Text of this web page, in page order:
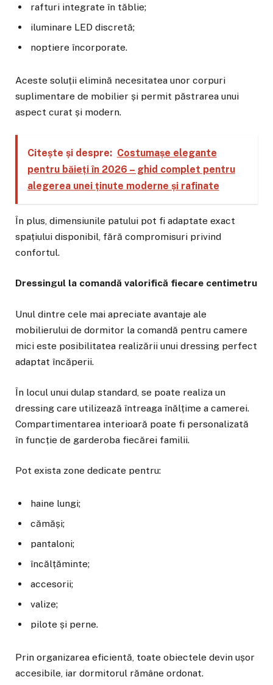
rafturi integrate în tăblie;
iluminare LED discretă;
noptiere încorporate.
Aceste soluții elimină necesitatea unor corpuri
suplimentare de mobilier și permit păstrarea unui
aspect curat și modern.
Citește și despre: Costumașe elegante
pentru băieți în 2026 – ghid complet pentru
alegerea unei ținute moderne și rafinate
În plus, dimensiunile patului pot fi adaptate exact
spațiului disponibil, fără compromisuri privind
confortul.
Dressingul la comandă valorifică fiecare centimetru
Unul dintre cele mai apreciate avantaje ale
mobilierului de dormitor la comandă pentru camere
mici este posibilitatea realizării unui dressing perfect
adaptat încăperii.
În locul unui dulap standard, se poate realiza un
dressing care utilizează întreaga înălțime a camerei.
Compartimentarea interioară poate fi personalizată
în funcție de garderoba fiecărei familii.
Pot exista zone dedicate pentru:
haine lungi;
cămăși;
pantaloni;
încălțăminte;
accesorii;
valize;
pilote și perne.
Prin organizarea eficientă, toate obiectele devin ușor
accesibile, iar dormitorul rămâne ordonat.